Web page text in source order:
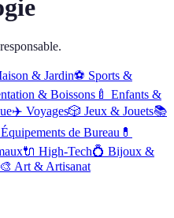
& Jardin⚽ Sports &
& Boissons 🍼 Enfants &
✈️ Voyages🎲 Jeux & Jouets📚
Équipements de Bureau 💊
🔌 High-Tech💍 Bijoux &
🎨 Art & Artisanat